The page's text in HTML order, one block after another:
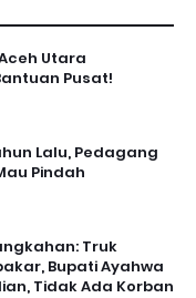
Utara
Pusat!
Lalu, Pedagang
Pindah
Truk
Bupati Ayahwa
Tidak Ada Korban